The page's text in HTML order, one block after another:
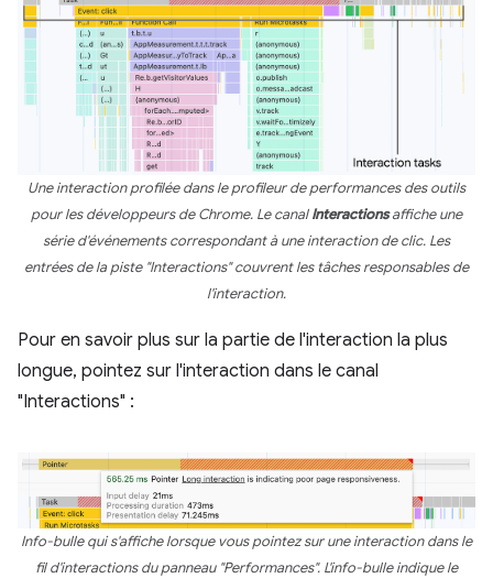
Une interaction profilée dans le profileur de performances des outils
pour les développeurs de Chrome. Le canalInteractionsaffiche une
série d'événements correspondant à une interaction de clic. Les
entrées de la piste "Interactions" couvrent les tâches responsables de
l'interaction.
Pour en savoir plus sur la partie de l'interaction la plus
longue, pointez sur l'interaction dans le canal
"Interactions" :
Info-bulle qui s'affiche lorsque vous pointez sur une interaction dans le
fil d'interactions du panneau "Performances". L'info-bulle indique le